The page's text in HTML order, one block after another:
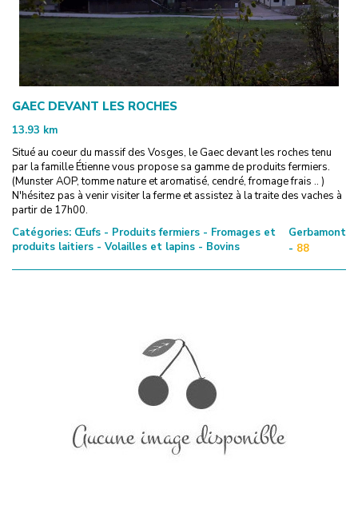
GAEC DEVANT LES ROCHES
13.93 km
Situé au coeur du massif des Vosges, le Gaec devant les roches tenu
par la famille Étienne vous propose sa gamme de produits fermiers.
(Munster AOP, tomme nature et aromatisé, cendré, fromage frais .. )
N'hésitez pas à venir visiter la ferme et assistez à la traite des vaches à
partir de 17h00.
Catégories: Œufs - Produits fermiers - Fromages et
produits laitiers - Volailles et lapins - Bovins
Gerbamont
- 88